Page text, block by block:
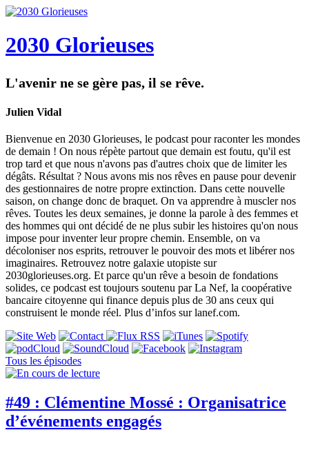
2030 Glorieuses
L'avenir ne se gère pas, il se rêve.
Julien Vidal
Bienvenue en 2030 Glorieuses, le podcast pour raconter les mondes
de demain ! On nous répète partout que demain est foutu, qu'il est
trop tard et que nous n'avons pas d'autres choix que de limiter les
dégâts. Résultat ? Nous avons mis nos rêves en pause pour devenir
des gestionnaires de notre propre extinction. Dans cette nouvelle
saison, on change donc de braquet. On va apprendre à muscler nos
rêves. Toutes les deux semaines, je donne la parole à des femmes et
des hommes qui ont décidé de ne plus subir les histoires qu'on nous
impose pour inventer leur propre chemin. Ensemble, on va
décoloniser nos esprits, retrouver le pouvoir des mots et libérer nos
imaginaires. Retrouvez notre galaxie utopiste sur
2030glorieuses.org. Et parce qu'un rêve a besoin de fondations
solides, ce podcast est toujours soutenu par La Nef, la coopérative
bancaire citoyenne qui finance depuis plus de 30 ans ceux qui
construisent le monde réel. Plus d’infos sur lanef.com.
Tous les épisodes
#49 : Clémentine Mossé : Organisatrice
d’événements engagés